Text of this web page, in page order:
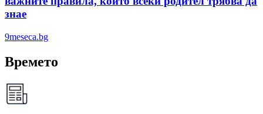
знае
9meseca.bg
Времето